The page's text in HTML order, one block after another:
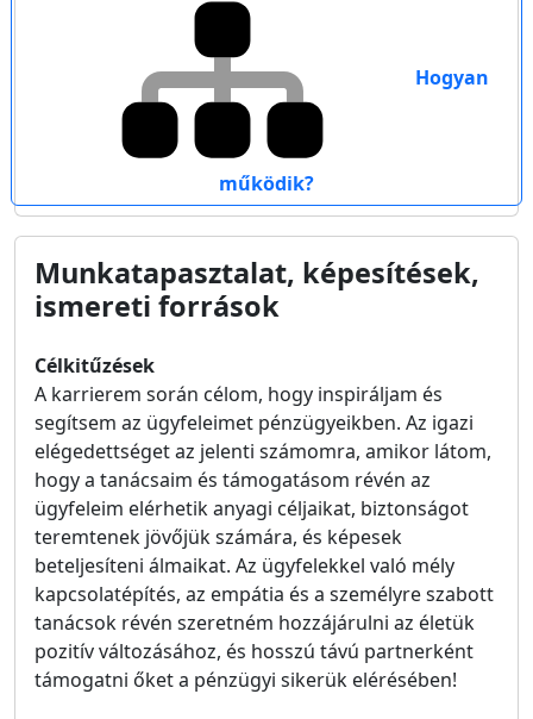
Hogyan
működik?
Munkatapasztalat, képesítések,
ismereti források
Célkitűzések
A karrierem során célom, hogy inspiráljam és
segítsem az ügyfeleimet pénzügyeikben. Az igazi
elégedettséget az jelenti számomra, amikor látom,
hogy a tanácsaim és támogatásom révén az
ügyfeleim elérhetik anyagi céljaikat, biztonságot
teremtenek jövőjük számára, és képesek
beteljesíteni álmaikat. Az ügyfelekkel való mély
kapcsolatépítés, az empátia és a személyre szabott
tanácsok révén szeretném hozzájárulni az életük
pozitív változásához, és hosszú távú partnerként
támogatni őket a pénzügyi sikerük elérésében!